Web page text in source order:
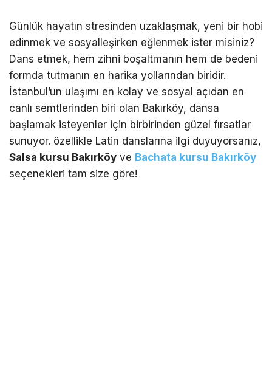
Günlük hayatın stresinden uzaklaşmak, yeni bir hobi
edinmek ve sosyalleşirken eğlenmek ister misiniz?
Dans etmek, hem zihni boşaltmanın hem de bedeni
formda tutmanın en harika yollarından biridir.
İstanbul’un ulaşımı en kolay ve sosyal açıdan en
canlı semtlerinden biri olan Bakırköy, dansa
başlamak isteyenler için birbirinden güzel fırsatlar
sunuyor. özellikle Latin danslarına ilgi duyuyorsanız,
Salsa kursu Bakırköy ve Bachata kursu Bakırköy
seçenekleri tam size göre!